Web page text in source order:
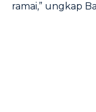
ramai,” ungkap